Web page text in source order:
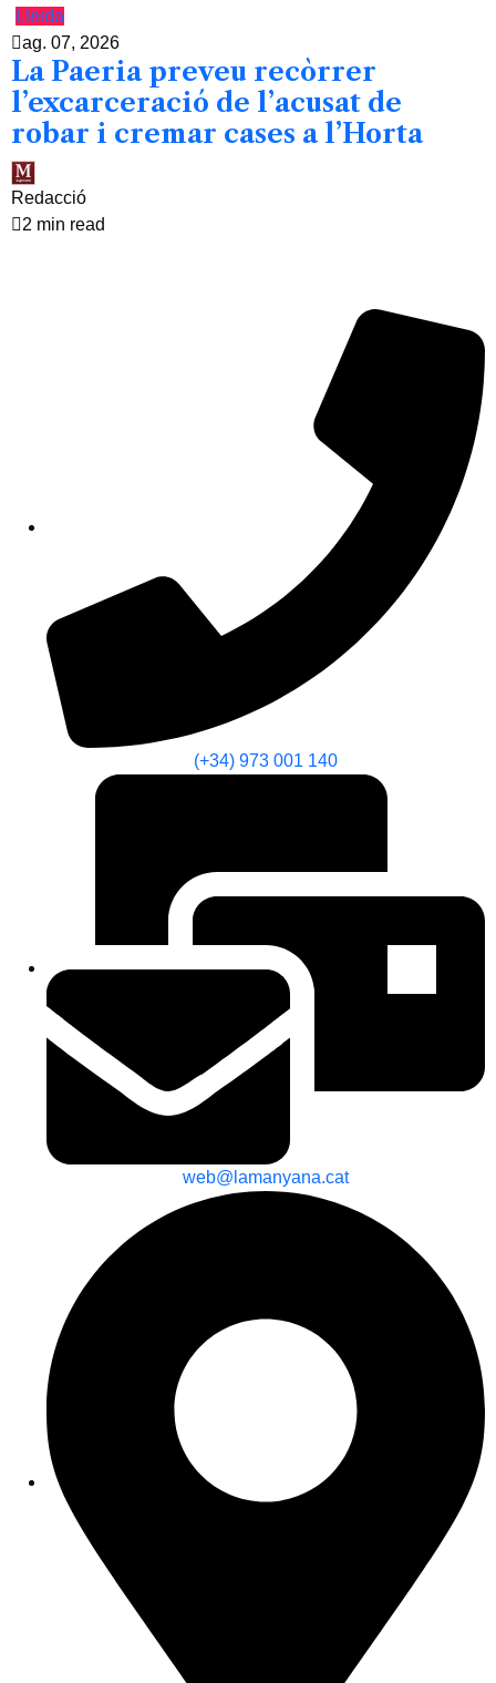
Lleida
ag. 07, 2026
La Paeria preveu recòrrer
l’excarceració de l’acusat de
robar i cremar cases a l’Horta
Redacció
2 min read
(+34) 973 001 140
web@lamanyana.cat